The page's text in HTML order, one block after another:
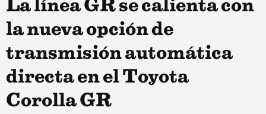
La línea GR se calienta con
la nueva opción de
transmisión automática
directa en el Toyota
Corolla GR